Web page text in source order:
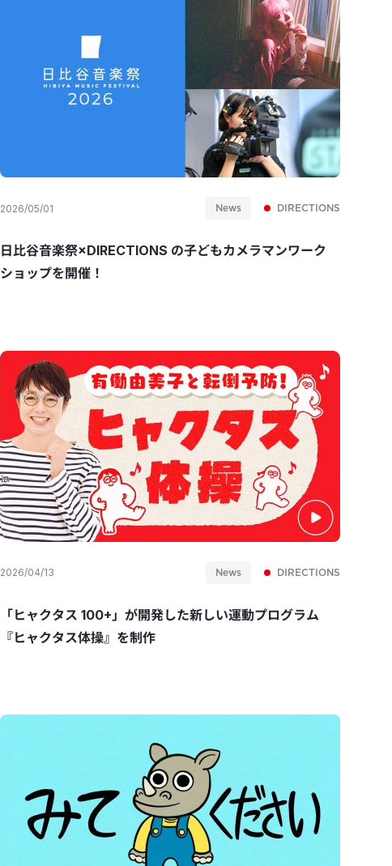
2026/05/01 News DIRECTIONS
日比谷音楽祭×DIRECTIONS の子どもカメラマンワーク
ショップを開催！
2026/04/13 News DIRECTIONS
「ヒャクタス 100+」が開発した新しい運動プログラム
『ヒャクタス体操』を制作